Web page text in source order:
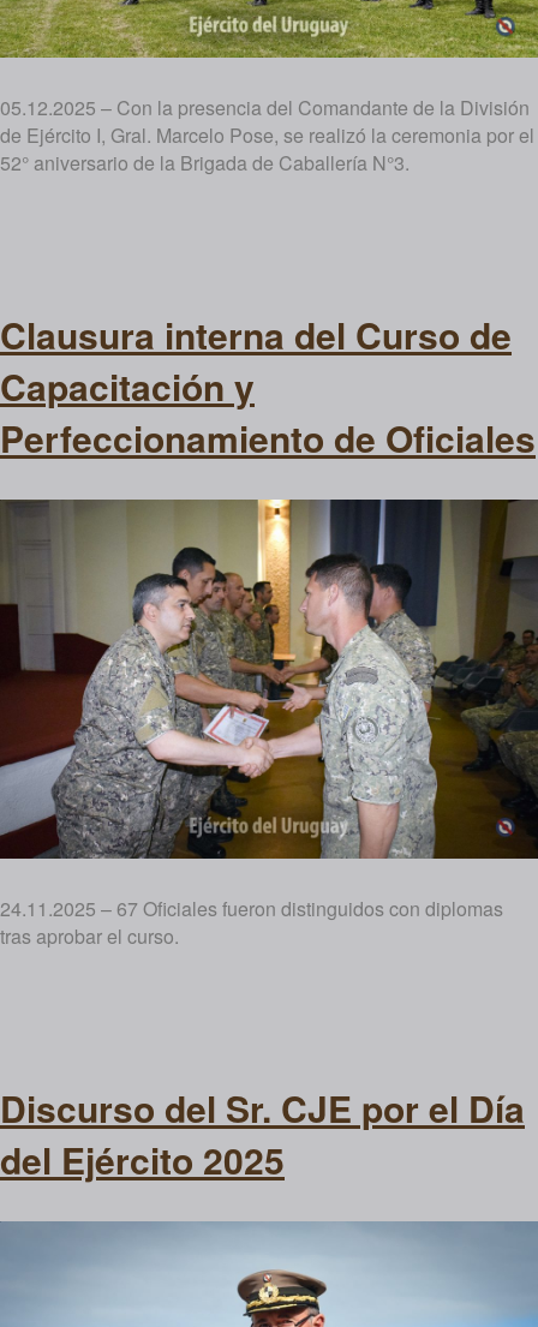
05.12.2025 – Con la presencia del Comandante de la División
de Ejército I, Gral. Marcelo Pose, se realizó la ceremonia por el
52° aniversario de la Brigada de Caballería N°3.
Clausura interna del Curso de
Capacitación y
Perfeccionamiento de Oficiales
24.11.2025 – 67 Oficiales fueron distinguidos con diplomas
tras aprobar el curso.
Discurso del Sr. CJE por el Día
del Ejército 2025